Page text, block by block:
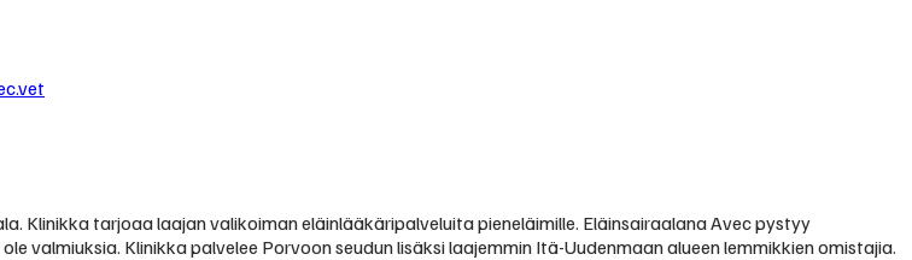
Klinikka tarjoaa laajan valikoiman eläinlääkäripalveluita pieneläimille. Eläinsairaalana Avec pystyy
Klinikka palvelee Porvoon seudun lisäksi laajemmin Itä-Uudenmaan alueen lemmikkien omistajia.